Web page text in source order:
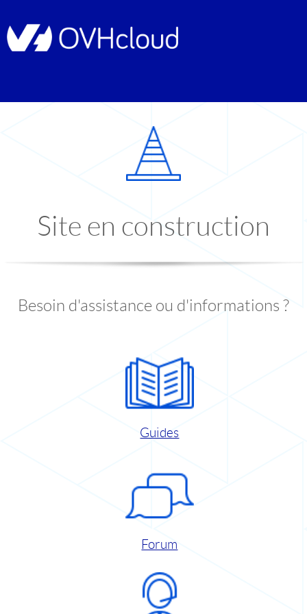
Site en construction
Besoin d'assistance ou d'informations ?
Guides
Forum